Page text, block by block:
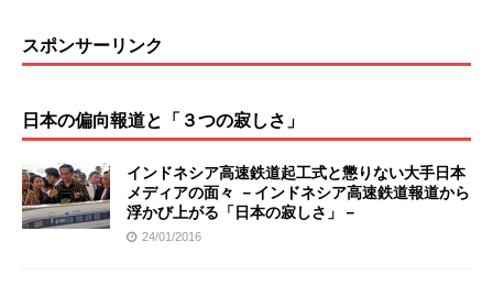
スポンサーリンク
日本の偏向報道と「３つの寂しさ」
インドネシア高速鉄道起工式と懲りない大手日本
メディアの面々 －インドネシア高速鉄道報道から
浮かび上がる「日本の寂しさ」－
24/01/2016